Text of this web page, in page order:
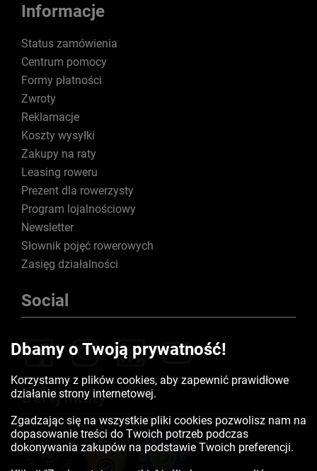
Informacje
Status zamówienia
Centrum pomocy
Formy płatności
Zwroty
Reklamacje
Koszty wysyłki
Zakupy na raty
Leasing roweru
Prezent dla rowerzysty
Program lojalnościowy
Newsletter
Słownik pojęć rowerowych
Zasięg działalności
Social
Certyfikaty
Dbamy o Twoją prywatność!
Korzystamy z plików cookies, aby zapewnić prawidłowe
działanie strony internetowej.
Zgadzając się na wszystkie pliki cookies pozwolisz nam na
dopasowanie treści do Twoich potrzeb podczas
dokonywania zakupów na podstawie Twoich preferencji.